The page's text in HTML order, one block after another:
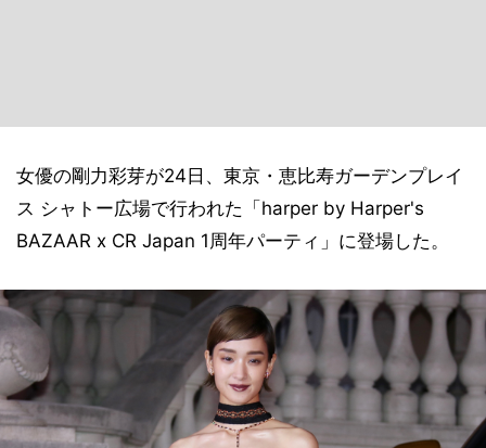
女優の剛力彩芽が24日、東京・恵比寿ガーデンプレイ
ス シャトー広場で行われた「harper by Harper's
BAZAAR x CR Japan 1周年パーティ」に登場した。